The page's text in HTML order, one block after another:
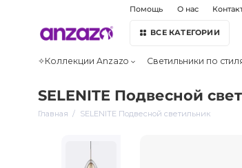
Помощь О нас
ВСЕ КАТЕГОРИИ
✧Коллекции Anzazo Светильники по
SELENITE Подвесной
Главная SELENITE Подвесной светильник